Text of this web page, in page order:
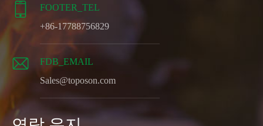

FOOTER_TEL
+86-17788756829

FDB_EMAIL
Sales@toposon.com